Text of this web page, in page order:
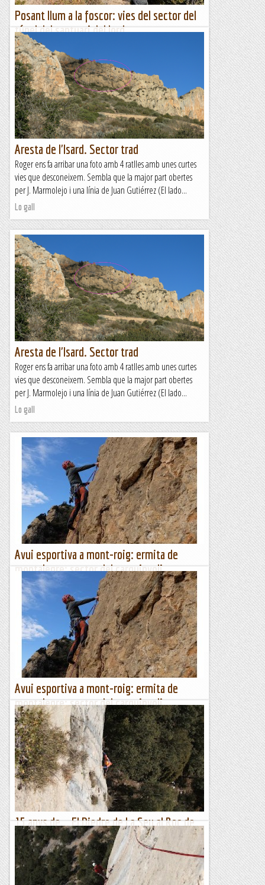
Posant llum a la foscor: vies del sector del
túnel del santuari del lord
Per arribar-nos al santuari del Lord (Sant Llorenç de
Morunys) hem de passar un túnel. Al marge sud hi ha un
sector d’escalada on sempre es troben escaladors – de fet
hi...
Escalada per a tontos
Aresta de l'Isard. Sector trad
Roger ens fa arribar una foto amb 4 ratlles amb unes curtes
vies que desconeixem. Sembla que la major part obertes
per J. Marmolejo i una línia de Juan Gutiérrez (El lado...
Lo gall
Aresta de l'Isard. Sector trad
Roger ens fa arribar una foto amb 4 ratlles amb unes curtes
vies que desconeixem. Sembla que la major part obertes
per J. Marmolejo i una línia de Juan Gutiérrez (El lado...
Lo gall
Avui esportiva a mont-roig: ermita de
montalegre: sector del carquinyoli
Feia molt de temps que no anava a fer esportiva. Amb la
colla vam decidir que amb la boira que visita la plana
lleidatans calia anar a Mont-roig i com teníem poc temps
el...
Escalada per a tontos
Avui esportiva a mont-roig: ermita de
montalegre: sector del carquinyoli
Feia molt de temps que no anava a fer esportiva. Amb la
colla vam decidir que amb la boira que visita la plana
lleidatans calia anar a Mont-roig i com teníem poc temps
el...
Escalada per a tontos
15 anys de... El Diedre de La Seu al Roc de
Collars.
En poc temps, el Roc de Collars va passar de ser un paret
desconeguda a tenir un bon grapat de vies, sobretot de setè
grau. Fa 15 anys, quan vaig repetir el Diedre de La Seu,...